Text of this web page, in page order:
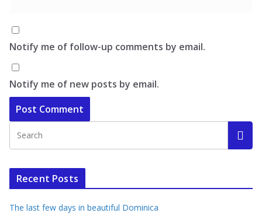
Notify me of follow-up comments by email.
Notify me of new posts by email.
Recent Posts
The last few days in beautiful Dominica